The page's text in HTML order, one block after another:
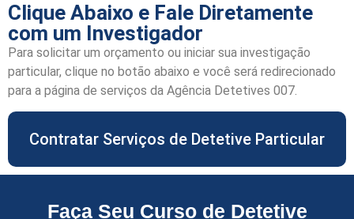
Clique Abaixo e Fale Diretamente
com um Investigador
Para solicitar um orçamento ou iniciar sua investigação
particular, clique no botão abaixo e você será redirecionado
para a página de serviços da Agência Detetives 007.
Contratar Serviços de Detetive Particular
Faça Seu Curso de Detetive